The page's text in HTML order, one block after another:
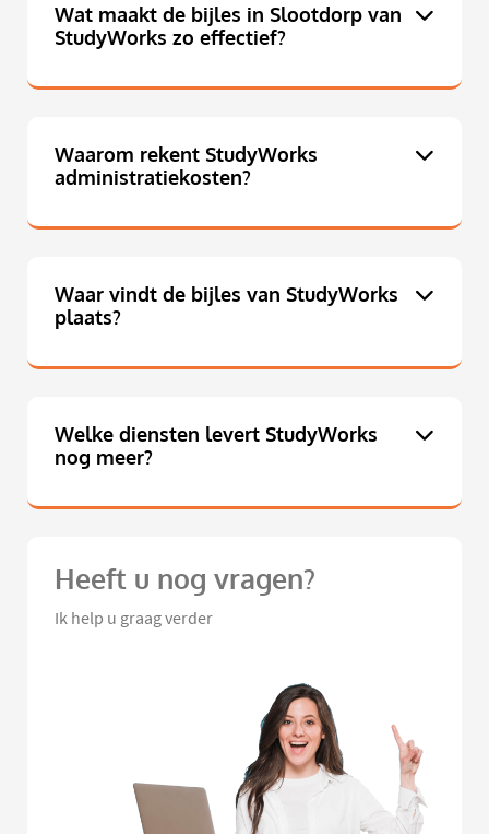
Wat maakt de bijles in Slootdorp van
StudyWorks zo effectief?
Waarom rekent StudyWorks
administratiekosten?
Waar vindt de bijles van StudyWorks
plaats?
Welke diensten levert StudyWorks
nog meer?
Heeft u nog vragen?
Ik help u graag verder